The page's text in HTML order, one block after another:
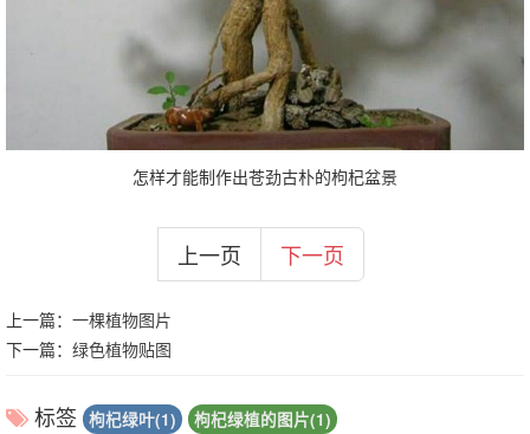
怎样才能制作出苍劲古朴的枸杞盆景
上一页 下一页
上一篇： 一棵植物图片
下一篇： 绿色植物贴图
标签 枸杞绿叶(1) 枸杞绿植的图片(1)